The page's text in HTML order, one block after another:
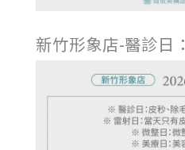
新竹形象店-醫診日：